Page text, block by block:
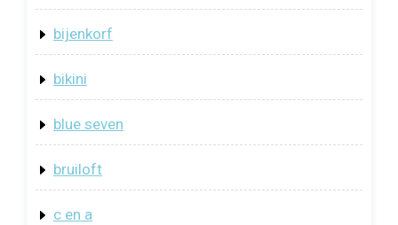
bijenkorf
bikini
blue seven
bruiloft
c en a